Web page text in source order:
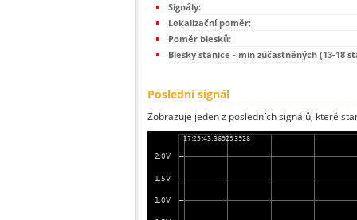
Signály:
Lokalizační poměr:
Poměr blesků:
Blesky stanice - min zúčastněných (13-18
Poslední signál
Zobrazuje jeden z posledních signálů, které